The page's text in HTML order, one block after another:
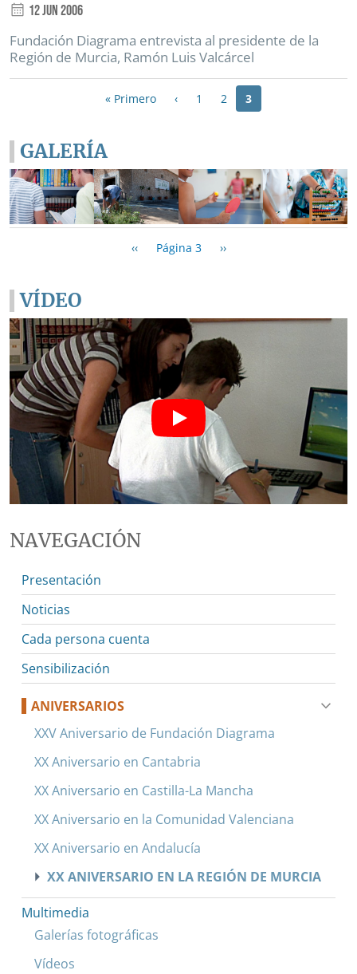
12 Jun 2006
Fundación Diagrama entrevista al presidente de la
Región de Murcia, Ramón Luis Valcárcel
Paginación « PrimeroPrimera página
‹Página anterior
1 2 3
GALERÍA
Página anterior
‹‹ Página 3 Siguiente página
››
VÍDEO
NAVEGACIÓN
Presentación
Noticias
Cada persona cuenta
Sensibilización
ANIVERSARIOS
XXV Aniversario de Fundación Diagrama
XX Aniversario en Cantabria
XX Aniversario en Castilla-La Mancha
XX Aniversario en la Comunidad Valenciana
XX Aniversario en Andalucía
XX ANIVERSARIO EN LA REGIÓN DE MURCIA
Multimedia
Galerías fotográficas
Vídeos